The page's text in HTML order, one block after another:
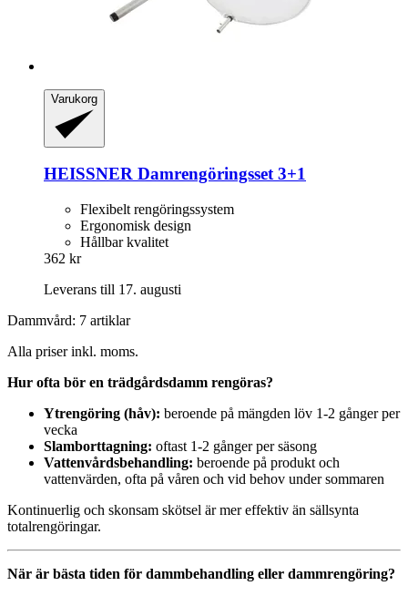
Varukorg
HEISSNER Damrengöringsset 3+1
Flexibelt rengöringssystem
Ergonomisk design
Hållbar kvalitet
362 kr
Leverans till 17. augusti
Dammvård: 7 artiklar
Alla priser inkl. moms.
Hur ofta bör en trädgårdsdamm rengöras?
Ytrengöring (håv): beroende på mängden löv 1-2 gånger per
vecka
Slamborttagning: oftast 1-2 gånger per säsong
Vattenvårdsbehandling: beroende på produkt och
vattenvärden, ofta på våren och vid behov under sommaren
Kontinuerlig och skonsam skötsel är mer effektiv än sällsynta
totalrengöringar.
När är bästa tiden för dammbehandling eller dammrengöring?